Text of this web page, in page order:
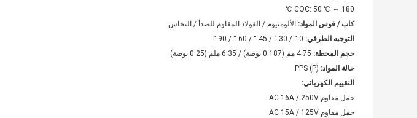
CQC: 50 ℃ ～ 180 ℃
كاب / قوس المواد: الألومنيوم / الفولاذ المقاوم للصدأ / النحاس
التوجيه الطرفي:
حجم المحطة:
حالة المواد:
التقييم الكهربائي:
حمل مقاوم AC 16A / 250V
حمل مقاوم AC 15A / 125V